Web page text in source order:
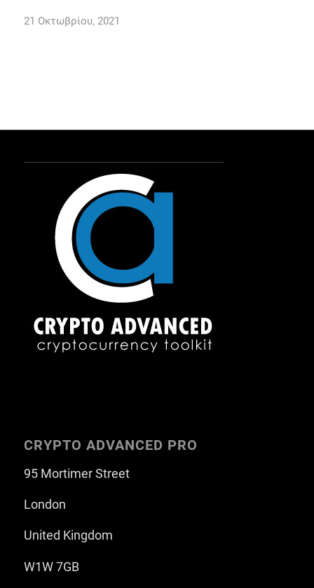
21 Οκτωβρίου, 2021
CRYPTO ADVANCED PRO
95 Mortimer Street
London
United Kingdom
W1W 7GB